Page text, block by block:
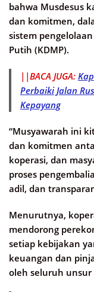
bahwa Musdesus
dan komitmen,
sistem
Putih (KDMP).
||BACA JUGA:
Perbaiki Jalan
Kepayang
“Musyawarah ini
dan komitmen
koperasi, dan
proses
adil, dan
Menurutnya,
mendorong
setiap kebijakan
keuangan dan
oleh seluruh unsur